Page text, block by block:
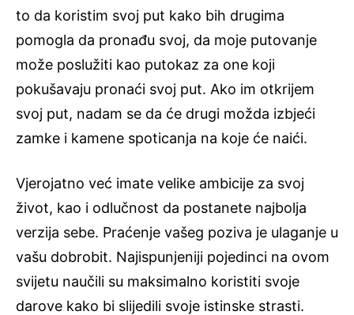
to da koristim svoj put kako bih drugima
pomogla da pronađu svoj, da moje putovanje
može poslužiti kao putokaz za one koji
pokušavaju pronaći svoj put. Ako im otkrijem
svoj put, nadam se da će drugi možda izbjeći
zamke i kamene spoticanja na koje će naići.
Vjerojatno već imate velike ambicije za svoj
život, kao i odlučnost da postanete najbolja
verzija sebe. Praćenje vašeg poziva je ulaganje u
vašu dobrobit. Najispunjeniji pojedinci na ovom
svijetu naučili su maksimalno koristiti svoje
darove kako bi slijedili svoje istinske strasti.